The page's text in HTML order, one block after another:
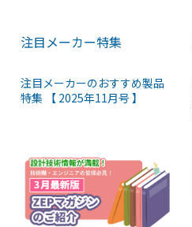
注目メーカー特集
注目メーカーのおすすめ製品
特集 【 2025年11月号 】